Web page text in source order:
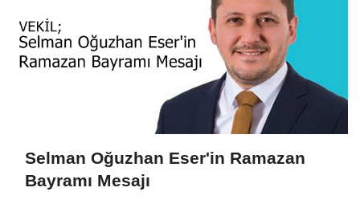
Selman Oğuzhan Eser'in Ramazan
Bayramı Mesajı